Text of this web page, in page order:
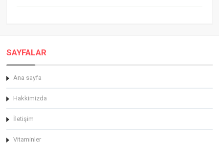
SAYFALAR
Ana sayfa
Hakkimizda
İletişim
Vitaminler